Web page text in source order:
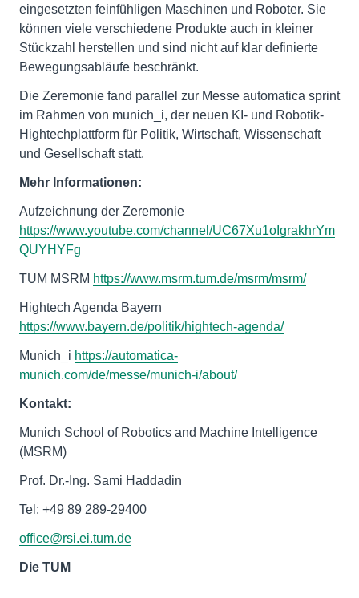
eingesetzten feinfühligen Maschinen und Roboter. Sie
können viele verschiedene Produkte auch in kleiner
Stückzahl herstellen und sind nicht auf klar definierte
Bewegungsabläufe beschränkt.
Die Zeremonie fand parallel zur Messe automatica sprint
im Rahmen von munich_i, der neuen KI- und Robotik-
Hightechplattform für Politik, Wirtschaft, Wissenschaft
und Gesellschaft statt.
Mehr Informationen:
Aufzeichnung der Zeremonie
https://www.youtube.com/channel/UC67Xu1oIgrakhrYm
QUYHYFg
TUM MSRM https://www.msrm.tum.de/msrm/msrm/
Hightech Agenda Bayern
https://www.bayern.de/politik/hightech-agenda/
Munich_i https://automatica-
munich.com/de/messe/munich-i/about/
Kontakt:
Munich School of Robotics and Machine Intelligence
(MSRM)
Prof. Dr.-Ing. Sami Haddadin
Tel: +49 89 289-29400
office@rsi.ei.tum.de